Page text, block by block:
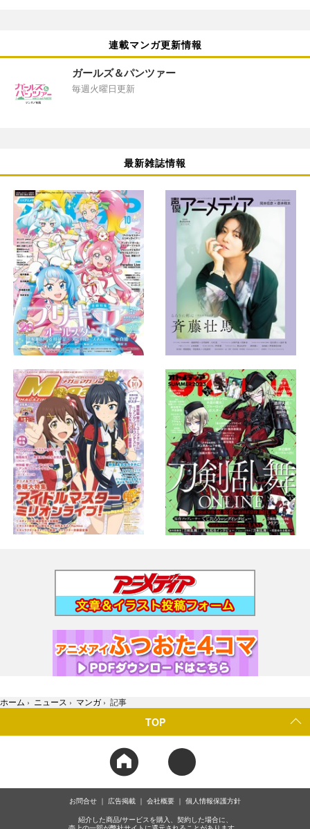
連載マンガ更新情報
ガールズ＆パンツァー
毎週火曜日更新
最新雑誌情報
ホーム › ニュース › マンガ › 記事
TOP
お問合せ 広告掲載 会社概要 個人情報保護方針
紹介した商品/サービスを購入、契約した場合に、